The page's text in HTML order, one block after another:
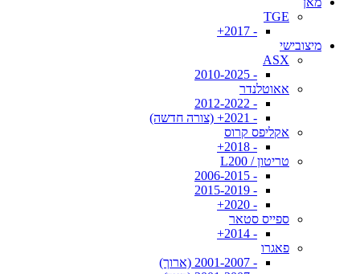
TGE
- 2017+
מיצובישי
ASX
- 2010-2025
אאוטלנדר
- 2012-2022
- 2021+ (צורה חדשה)
אקליפס קרוס
- 2018+
טריטון / L200
- 2006-2015
- 2015-2019
- 2020+
ספייס סטאר
- 2014+
פאגרו
- 2001-2007 (ארוך)